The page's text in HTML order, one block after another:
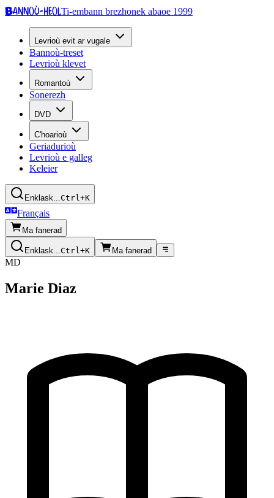
Bannoù-heolTi-embann brezhonek abaoe 1999
Levrioù evit ar vugale
Bannoù-treset
Levrioù klevet
Romantoù
Sonerezh
DVD
C'hoarioù
Geriadurioù
Levrioù e galleg
Keleier
Enklask...Ctrl+K
Français
Ma fanerad
Enklask...Ctrl+K Ma fanerad
MD
Marie Diaz